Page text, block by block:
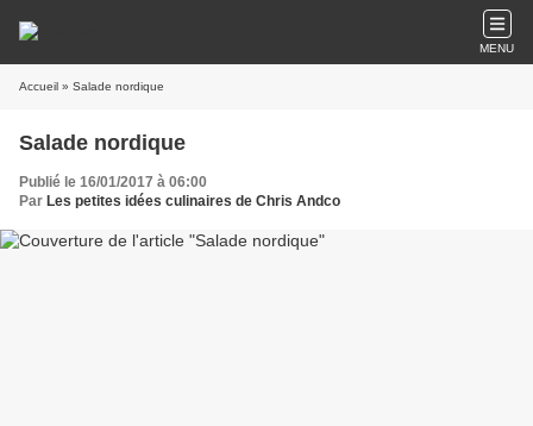
MENU
Accueil » Salade nordique
Salade nordique
Publié le 16/01/2017 à 06:00
Par Les petites idées culinaires de Chris Andco